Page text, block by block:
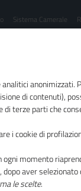
Sistema Camerale
anonimizzati.
di contenuti),
terze parti che
i cookie di
momento
dopo aver
le scelte.